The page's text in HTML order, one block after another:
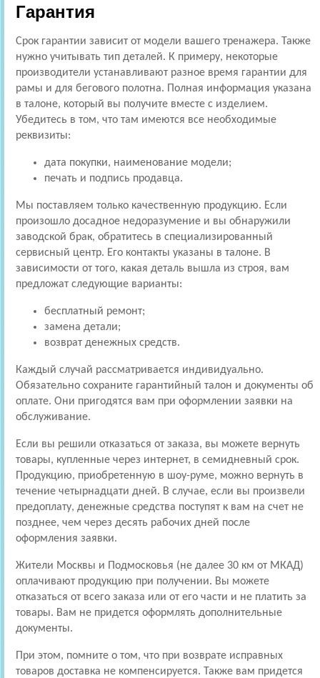
Гарантия
Срок гарантии зависит от модели вашего тренажера. Также
нужно учитывать тип деталей. К примеру, некоторые
производители устанавливают разное время гарантии для
рамы и для бегового полотна. Полная информация указана
в талоне, который вы получите вместе с изделием.
Убедитесь в том, что там имеются все необходимые
реквизиты:
дата покупки, наименование модели;
печать и подпись продавца.
Мы поставляем только качественную продукцию. Если
произошло досадное недоразумение и вы обнаружили
заводской брак, обратитесь в специализированный
сервисный центр. Его контакты указаны в талоне. В
зависимости от того, какая деталь вышла из строя, вам
предложат следующие варианты:
бесплатный ремонт;
замена детали;
возврат денежных средств.
Каждый случай рассматривается индивидуально.
Обязательно сохраните гарантийный талон и документы об
оплате. Они пригодятся вам при оформлении заявки на
обслуживание.
Если вы решили отказаться от заказа, вы можете вернуть
товары, купленные через интернет, в семидневный срок.
Продукцию, приобретенную в шоу-руме, можно вернуть в
течение четырнадцати дней. В случае, если вы произвели
предоплату, денежные средства поступят к вам на счет не
позднее, чем через десять рабочих дней после
оформления заявки.
Жители Москвы и Подмосковья (не далее 30 км от МКАД)
оплачивают продукцию при получении. Вы можете
отказаться от всего заказа или от его части и не платить за
товары. Вам не придется оформлять дополнительные
документы.
При этом, помните о том, что при возврате исправных
товаров доставка не компенсируется. Также вам придется